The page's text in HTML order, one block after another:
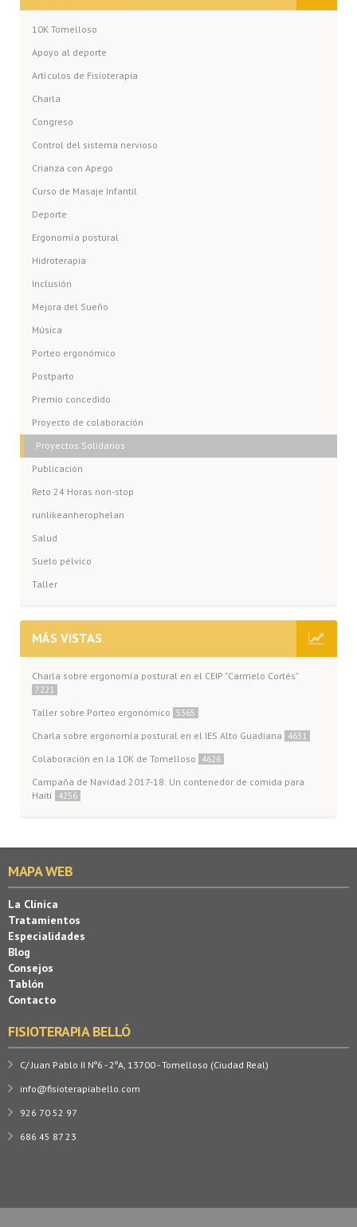
10K Tomelloso
Apoyo al deporte
Artículos de Fisioterapia
Charla
Congreso
Control del sistema nervioso
Crianza con Apego
Curso de Masaje Infantil
Deporte
Ergonomía postural
Hidroterapia
Inclusión
Mejora del Sueño
Música
Porteo ergonómico
Postparto
Premio concedido
Proyecto de colaboración
Proyectos Solidarios
Publicación
Reto 24 Horas non-stop
runlikeanherophelan
Salud
Suelo pélvico
Taller
MÁS VISTAS
Charla sobre ergonomía postural en el CEIP "Carmelo Cortés"
7221
Taller sobre Porteo ergonómico 5365
Charla sobre ergonomía postural en el IES Alto Guadiana 4631
Colaboración en la 10K de Tomelloso 4626
Campaña de Navidad 2017-18: Un contenedor de comida para
Haití
4256
MAPA WEB
La Clínica
Tratamientos
Especialidades
Blog
Consejos
Tablón
Contacto
FISIOTERAPIA BELLÓ
C/ Juan Pablo II Nº6 - 2ºA, 13700 - Tomelloso (Ciudad Real)
info@fisioterapiabello.com
926 70 52 97
686 45 87 23